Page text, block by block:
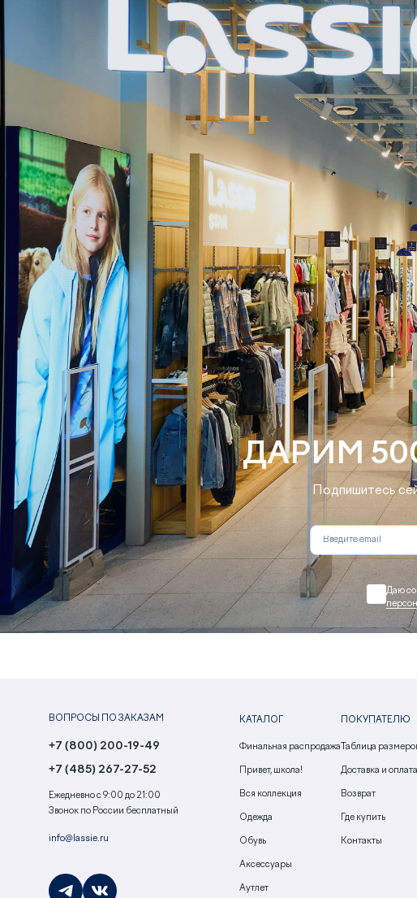
ДАРИМ
Подпишитесь
Даю
ВОПРОСЫ ПО ЗАКАЗАМ
+7 (800) 200-19-49
+7 (485) 267-27-52
Ежедневно с 9:00 до 21:00
Звонок по России бесплатный
info@lassie.ru
КАТАЛОГ
Финальная распродажа
Привет, школа!
Вся коллекция
Одежда
Обувь
Аксессуары
Аутлет
ПОКУПАТЕЛЮ
Таблица
Доставка и оплата
Возврат
Где купить
Контакты